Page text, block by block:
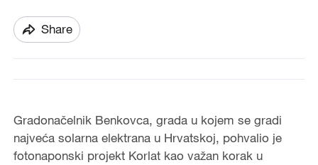
Share
Gradonačelnik Benkovca, grada u kojem se gradi
najveća solarna elektrana u Hrvatskoj, pohvalio je
fotonaponski projekt Korlat kao važan korak u